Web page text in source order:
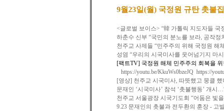
9월23일(월) 국정원 규탄 촛불
<글로벌 보이스> “韓 가톨릭 지도자들 국
하춘수 신부 “국민의 분노를 보라, 공작정
천주교 사제들 “민주주의 위해 국정원 해
성염 “우리의 시국미사를 웃어넘기지 마시
[팩트TV] 국정원 해체 민주주의 회복을
https://youtu.be/KkuWs0bzeJQ https://
[영상] 천주교 시국미사, 따뜻했고 뭉클
문재인 ‘시국미사’ 참석 ‘촛불행동’ 개시
천주교 서울광장 시국기도회 “어둠은 빛
9.23 문재인의 촛불과 전두환의 훈장 - 고